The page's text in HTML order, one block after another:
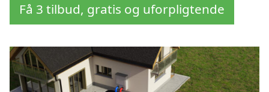
Få 3 tilbud, gratis og uforpligtende